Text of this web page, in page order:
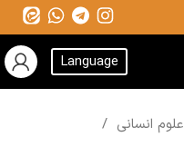
Language
علوم انسانی